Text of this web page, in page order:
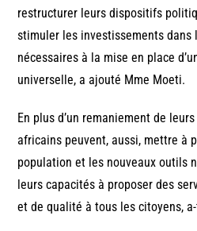
restructurer leurs dispositifs
stimuler les investissements dans
nécessaires à la mise en place
universelle, a ajouté Mme Moeti.
En plus d’un remaniement de
africains peuvent, aussi, mettre à
population et les nouveaux outils
leurs capacités à proposer des
et de qualité à tous les citoyens,